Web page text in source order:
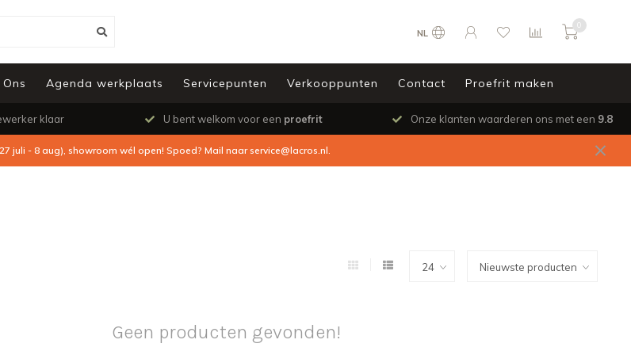
NL
0
Agenda werkplaats Servicepunten Verkooppunten Contact Proefrit maken
klaar U bent welkom voor een proefrit Onze klanten waarderen ons met een 9.8
juli - 8 aug), showroom wél open! Spoed? Mail naarservice@lacros.nl.
Geen producten gevonden!